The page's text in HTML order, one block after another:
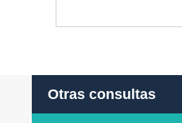
Otras consultas